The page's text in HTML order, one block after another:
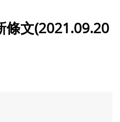
條文(2021.09.20